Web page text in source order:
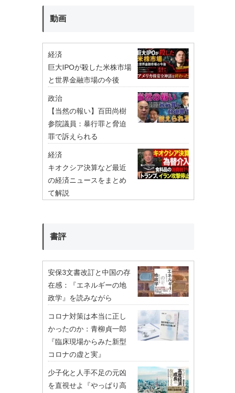
動画
経済
巨大IPOが殺した米株市場
と世界金融市場の今後
政治
【当然の報い】百田尚樹
参院議員：暴行罪と脅迫
罪で訴えられる
経済
キオクシア決算など最近
の経済ニュースをまとめ
て解説
書評
安保3文書改訂と中国の存
在感：『エネルギーの地
政学』を読みながら
コロナ対策は本当に正し
かったのか：青柳貞一郎
『臨床現場からみた新型
コロナの虚と実』
少子化と人手不足の元凶
を直視せよ『やっぱり高